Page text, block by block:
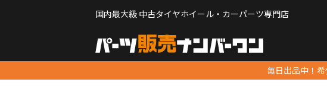
国内最大級 中古タイヤホイール・カーパーツ専門店
毎日出品中！